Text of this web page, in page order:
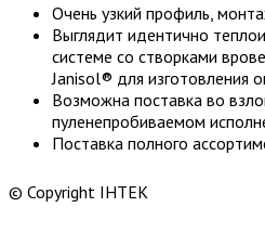
Очень узкий профиль,
Выглядит идентично
системе со створками
Janisol® для изготовления
Возможна поставка во
пуленепробиваемом
Поставка полного
© Copyright ІНТЕК